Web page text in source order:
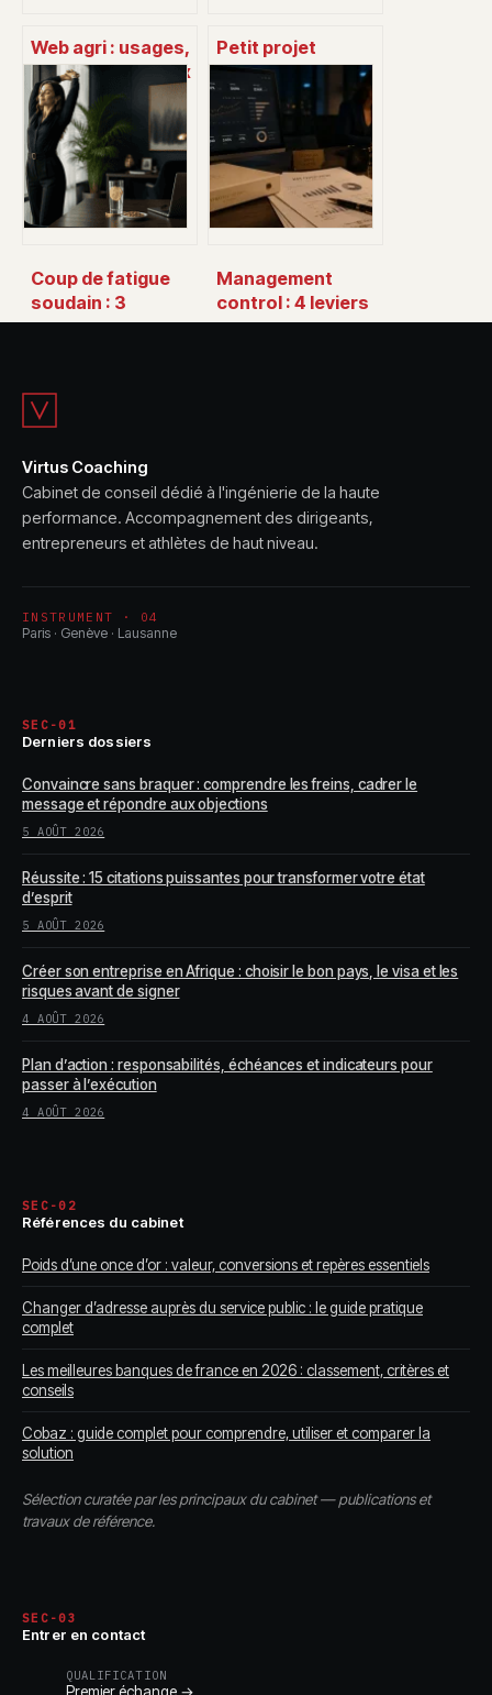
Web agri : usages,
services et enjeux
pour les
exploitations
agricoles
Petit projet
rentable à
domicile : 15 idées
réalistes pour se
lancer
Coup de fatigue
soudain : 3
méthodes
énergie en 20
minutes
Management
control : 4 leviers
stratégiques pour
Virtus Coaching
Cabinet de conseil dédié à l'ingénierie de la haute
performance. Accompagnement des dirigeants,
entrepreneurs et athlètes de haut niveau.
INSTRUMENT · 04
Paris · Genève · Lausanne
SEC-01
Derniers dossiers
Convaincre sans braquer : comprendre les freins, cadrer le
message et répondre aux objections
5 AOÛT 2026
Réussite : 15 citations puissantes pour transformer votre état
d’esprit
5 AOÛT 2026
Créer son entreprise en Afrique : choisir le bon pays, le visa et les
risques avant de signer
4 AOÛT 2026
Plan d’action : responsabilités, échéances et indicateurs pour
passer à l’exécution
4 AOÛT 2026
SEC-02
Références du cabinet
Poids d’une once d’or : valeur, conversions et repères essentiels
Changer d’adresse auprès du service public : le guide pratique
complet
Les meilleures banques de france en 2026 : classement, critères et
conseils
Cobaz : guide complet pour comprendre, utiliser et comparer la
solution
Sélection curatée par les principaux du cabinet — publications et
travaux de référence.
SEC-03
Entrer en contact
QUALIFICATION